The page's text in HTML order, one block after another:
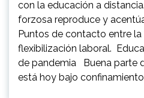
con la educación a
forzosa reproduce y
Puntos de contacto entre
flexibilización laboral.
de pandemia Buena parte
está hoy bajo